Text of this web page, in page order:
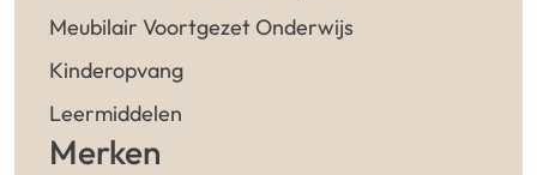
Meubilair Voortgezet Onderwijs
Kinderopvang
Leermiddelen
Merken